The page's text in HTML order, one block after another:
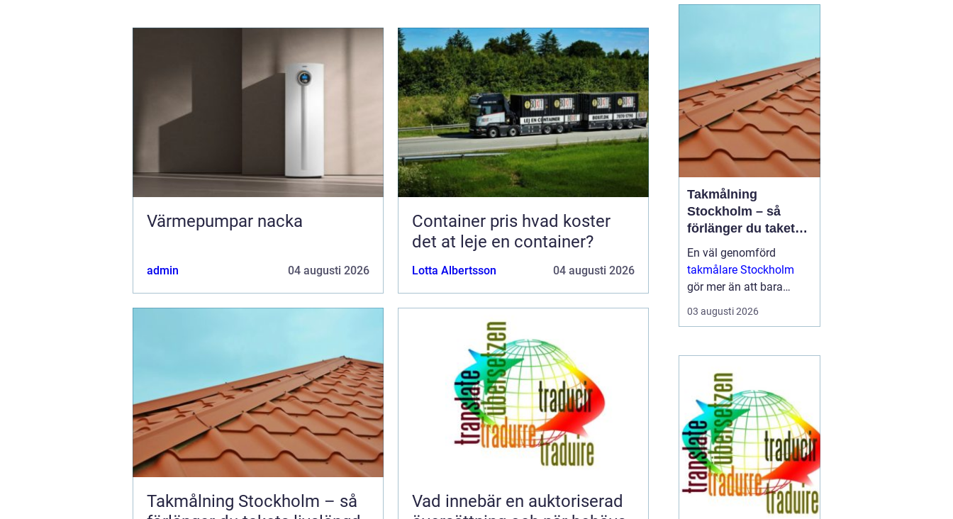
Värmepumpar nacka
admin 04 augusti 2026
Container pris hvad koster
det at leje en container?
Lotta Albertsson 04 augusti 2026
Takmålning Stockholm – så
Vad innebär en auktoriserad
Takmålning
Stockholm – så
förlänger du takets
livslängd och höjer
värdet på huset
En väl genomförd
takmålare Stockholm
gör mer än att bara
fräscha upp husets
utseende. Den skyddar
str...
03 augusti 2026